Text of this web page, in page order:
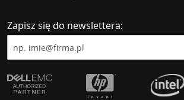
Zapisz się do newslettera: